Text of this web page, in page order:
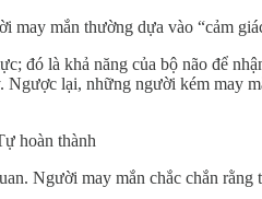
mắn thường dựa vào “cảm
đó là khả năng của bộ não để
Ngược lại, những người kém may
hoàn thành
Người may mắn chắc chắn rằng